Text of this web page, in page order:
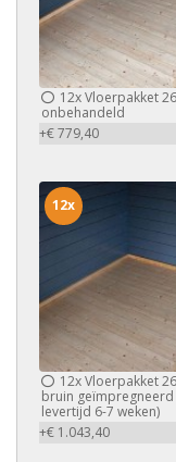
12xVloerpakket
onbehandeld
+€ 779,40
12xVloerpakket
bruin geïmpregneerd
levertijd 6-7 weken)
+€ 1.043,40
12x